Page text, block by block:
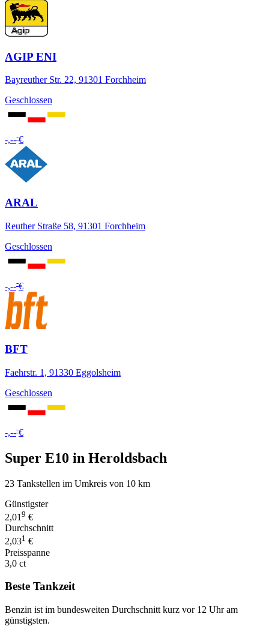
AGIP ENI
Bayreuther Str. 22, 91301 Forchheim
Geschlossen
-,---€
ARAL
Reuther Straße 58, 91301 Forchheim
Geschlossen
-,---€
BFT
Faehrstr. 1, 91330 Eggolsheim
Geschlossen
-,---€
Super E10 in Heroldsbach
23 Tankstellen im Umkreis von 10 km
Günstigster
2,01 9 €
Durchschnitt
2,031 €
Preisspanne
3,0 ct
Beste Tankzeit
Benzin ist im bundesweiten Durchschnitt kurz vor 12 Uhr am
günstigsten.